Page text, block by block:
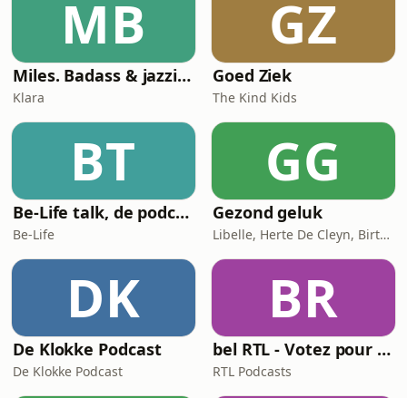
heerlijk absurd en luidop lachen.Over
schermtijd die volge
MB
Miles. Badass & jazzicoon
Klara
GZ
Goed Ziek
The Kind Kids
BT
Be-Life talk, de podcast die de gezondheid van vrouwen in beweging zet!
Be-Life
GG
Gezond geluk
Libelle, Herte De Cleyn, Birte Govarts
DK
De Klokke Podcast
De Klokke Podcast
BR
bel RTL - Votez pour moi
RTL Podcasts